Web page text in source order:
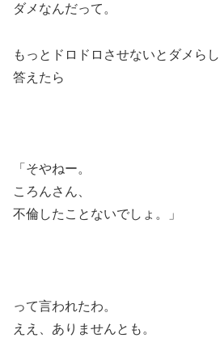
ダメなんだって。
もっとドロドロさせないとダメら
答えたら
「そやねー。
ころんさん、
不倫したことないでしょ。」
って言われたわ。
ええ、ありませんとも。